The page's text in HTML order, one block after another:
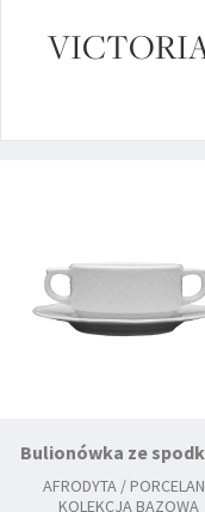
Bulionówka ze
AFRODYTA /
KOLEKCJA BAZOWA